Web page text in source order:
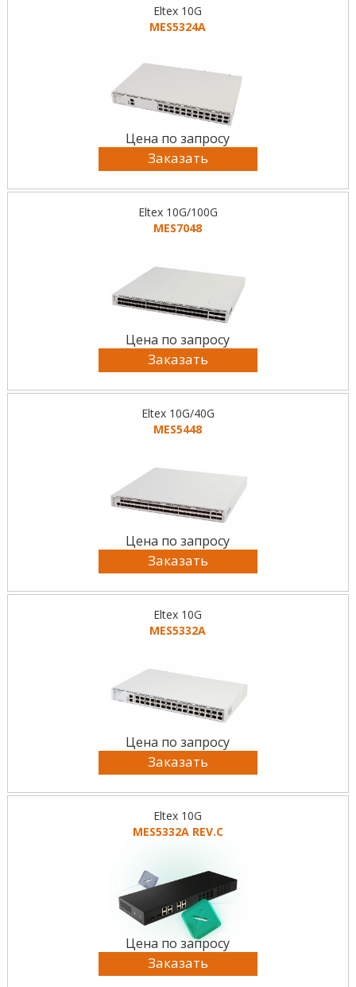
Eltex 10G
MES5324A
Цена по запросу
Заказать
Eltex 10G/100G
MES7048
Цена по запросу
Заказать
Eltex 10G/40G
MES5448
Цена по запросу
Заказать
Eltex 10G
MES5332A
Цена по запросу
Заказать
Eltex 10G
MES5332A REV.C
Цена по запросу
Заказать